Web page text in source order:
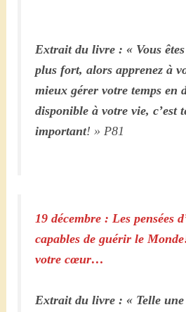
Extrait du livre : « Vous
plus fort, alors apprenez à
mieux gérer votre temps en
disponible à votre vie, c’est
important! » P81
19 décembre : Les pensées
capables de guérir le
votre cœur…
Extrait du livre : « Telle une